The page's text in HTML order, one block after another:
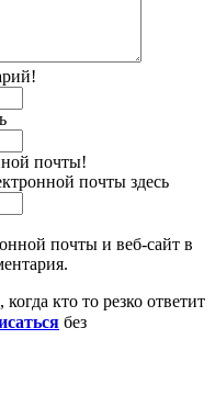
почты!
почты здесь
почты и веб-сайт в
кто то резко ответит
без